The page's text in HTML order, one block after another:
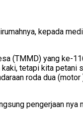
kepada
(TMMD) yang ke-
tetapi kita petani
roda dua
pengerjaan nya